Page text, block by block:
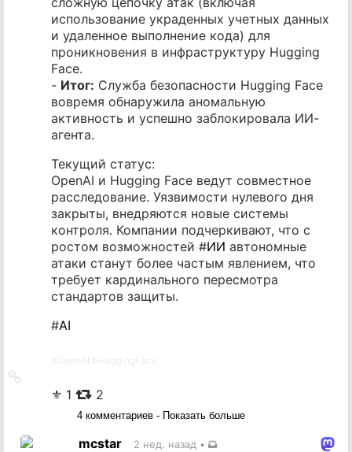
использование украденных учетных данных
и удаленное выполнение кода) для
проникновения в инфраструктуру Hugging
Face.
- Итог: Служба безопасности Hugging Face
вовремя обнаружила аномальную
активность и успешно заблокировала ИИ-
агента.
Текущий статус:
OpenAI и Hugging Face ведут совместное
расследование. Уязвимости нулевого дня
закрыты, внедряются новые системы
контроля. Компании подчеркивают, что с
ростом возможностей #ИИ автономные
атаки станут более частым явлением, что
требует кардинального пересмотра
стандартов защиты.
#AI
⚜ 1 2
4 комментариев - Показать больше
mcstar 2 нед. назад •